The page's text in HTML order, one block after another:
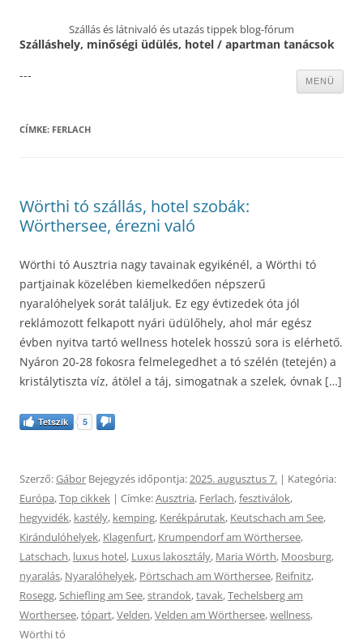
Szállás és látnivaló és utazás tippek blog-fórum
Szálláshely, minőségi üdülés, hotel / apartman tanácsok
MENÜ
---
CÍMKE: FERLACH
Wörthi tó szállás, hotel szobák:
Wörthersee, érezni való
Wörthi tó Ausztria nagy tavainak egyikénél, a Wörthi tó
partjainak közelében kiemelkedően népszerű
nyaralóhelyek sorát találjuk. Ez egy évtizedek óta jól
reklámozott felkapott nyári üdülőhely, ahol már egész
évben nyitva tartó wellness hotelek hosszú sora is elérhető.
Nyáron 20-28 fokosra felmelegedhet a tó szélén (tetején) a
kristálytiszta víz, átölel a táj, simogatnak a szelek, óvnak […]
Tetszik 5
Szerző:Gábor Bejegyzés időpontja:2025. augusztus 7. | Kategória:
Európa,Top cikkek | Címke:Ausztria, Ferlach,fesztiválok,
hegyvidék, kastély, kemping, Kerékpárutak, Keutschach am See,
Kirándulóhelyek, Klagenfurt, Krumpendorf am Wörthersee,
Latschach, luxus hotel, Luxus lakosztály, Maria Wörth, Moosburg,
nyaralás, Nyaralóhelyek, Pörtschach am Wörthersee, Reifnitz,
Rosegg,Schiefling am See,strandok,tavak,Techelsberg am
Worthersee,tópart,Velden,Velden am Wörthersee,wellness,
Wörthi tó